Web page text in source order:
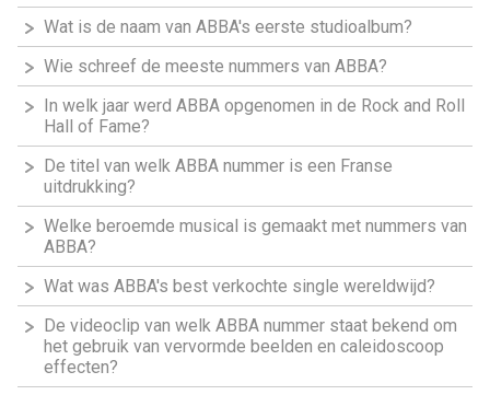
Wat is de naam van ABBA's eerste studioalbum?
Wie schreef de meeste nummers van ABBA?
In welk jaar werd ABBA opgenomen in de Rock and Roll
Hall of Fame?
De titel van welk ABBA nummer is een Franse
uitdrukking?
Welke beroemde musical is gemaakt met nummers van
ABBA?
Wat was ABBA's best verkochte single wereldwijd?
De videoclip van welk ABBA nummer staat bekend om
het gebruik van vervormde beelden en caleidoscoop
effecten?